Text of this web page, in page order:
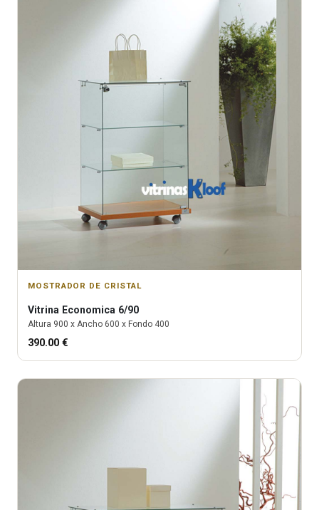
MOSTRADOR DE CRISTAL
Vitrina Economica 6/90
Altura 900 x Ancho 600 x Fondo 400
390.00 €